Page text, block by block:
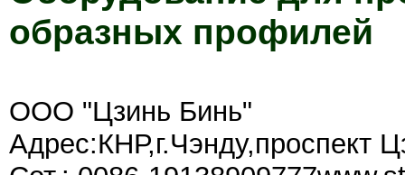
образных профилей
ООО "Цзинь Бинь"
Адрес:КНР,г.Чэнду,проспект